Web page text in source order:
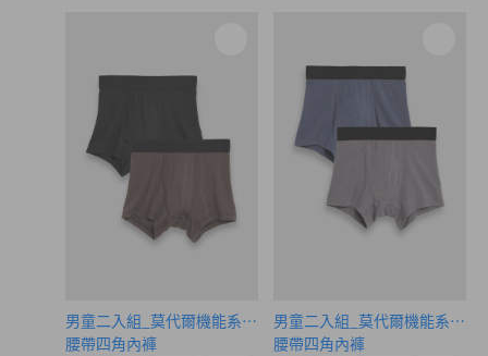
男童二入組_莫代爾機能系列（黑/夜航棕）
腰帶四角內褲
男童二入組_莫代爾機能系列（
腰帶四角內褲